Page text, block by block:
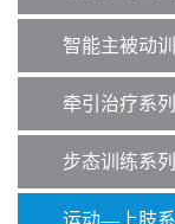
智能主被动
牵引治疗系列
步态训练系列
运动—上肢系